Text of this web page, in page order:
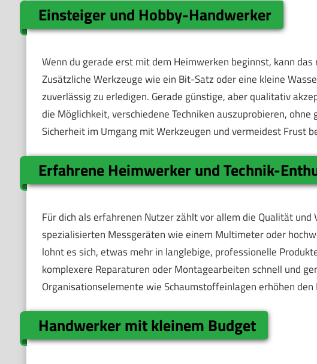
Einsteiger und Hobby-Handwerker
Wenn du gerade erst mit dem Heimwerken beginnst, kann
Zusätzliche Werkzeuge wie ein Bit-Satz oder eine kleine
zuverlässig zu erledigen. Gerade günstige, aber qualitativ
die Möglichkeit, verschiedene Techniken auszuprobieren,
Sicherheit im Umgang mit Werkzeugen und vermeidest Frust
Erfahrene Heimwerker und Technik-
Für dich als erfahrenen Nutzer zählt vor allem die Qualität
spezialisierten Messgeräten wie einem Multimeter oder
lohnt es sich, etwas mehr in langlebige, professionelle
komplexere Reparaturen oder Montagearbeiten schnell und
Organisationselemente wie Schaumstoffeinlagen erhöhen
Handwerker mit kleinem Budget